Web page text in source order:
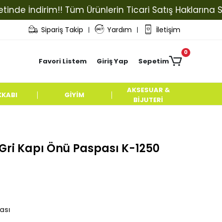
İndirim!! Tüm Ürünlerin Ticari Satış Haklarına
Sipariş Takip | Yardım | İletişim
Favori Listem Giriş Yap Sepetim
0
GİYİM
AKSESUAR &
BİJUTERİ
Kapı Önü Paspası K-1250